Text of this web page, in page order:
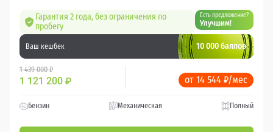
Гарантия 2 года, без ограничения по
пробегу
Есть предложение?
Улучшим!
Ваш кешбек 10 000 баллов
1 439 000 ₽
1 121 200 ₽ от 14 544 ₽/мес
Бензин Механическая Полный